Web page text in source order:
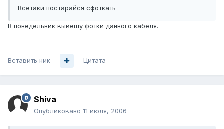
Всетаки постарайся сфоткать
В понедельник вывешу фотки данного кабеля.
Вставить ник Цитата
Shiva
Опубликовано 11 июля, 2006